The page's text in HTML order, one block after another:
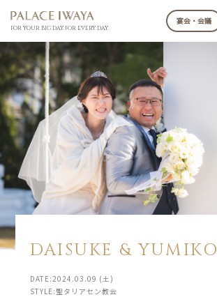
FOR YOUR BIG DAY. FOR EVERY DAY.
宴会・会議
DAISUKE & YUMIKO
DATE:2024.03.09 (土)
STYLE:聖タリアセン教会